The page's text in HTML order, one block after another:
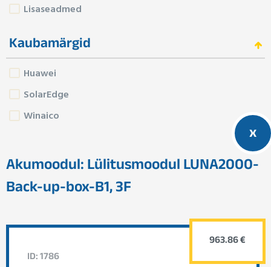
Lisaseadmed
Kaubamärgid
Huawei
SolarEdge
Winaico
Akumoodul: Lülitusmoodul LUNA2000-
Back-up-box-B1, 3F
x
ID: 1786
963.86 €